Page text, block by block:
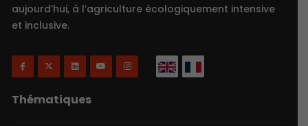
aujourd’hui, à l’agriculture écologiquement intensive
et inclusive.
Thématiques